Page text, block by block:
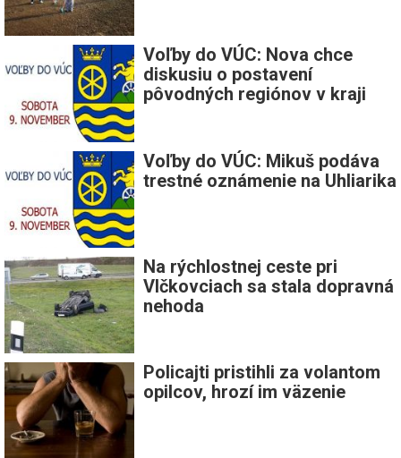
Voľby do VÚC: Nova chce
diskusiu o postavení
pôvodných regiónov v kraji
Voľby do VÚC: Mikuš podáva
trestné oznámenie na Uhliarika
Na rýchlostnej ceste pri
Vlčkovciach sa stala dopravná
nehoda
Policajti pristihli za volantom
opilcov, hrozí im väzenie